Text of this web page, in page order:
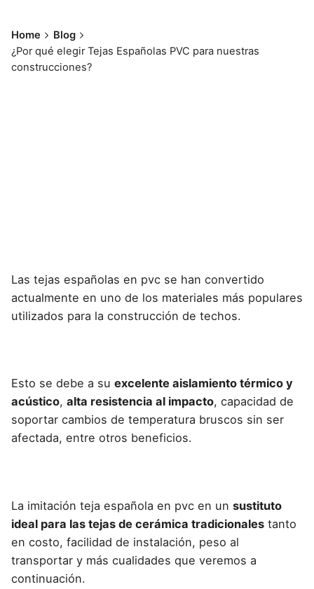
Home
Blog
¿Por qué elegir Tejas Españolas PVC para nuestras
construcciones?
Las tejas españolas en pvc se han convertido
actualmente en uno de los materiales más populares
utilizados para la construcción de techos.
Esto se debe a su excelente aislamiento térmico y
acústico, alta resistencia al impacto, capacidad de
soportar cambios de temperatura bruscos sin ser
afectada, entre otros beneficios.
La imitación teja española en pvc en un sustituto
ideal para las tejas de cerámica tradicionales tanto
en costo, facilidad de instalación, peso al
transportar y más cualidades que veremos a
continuación.